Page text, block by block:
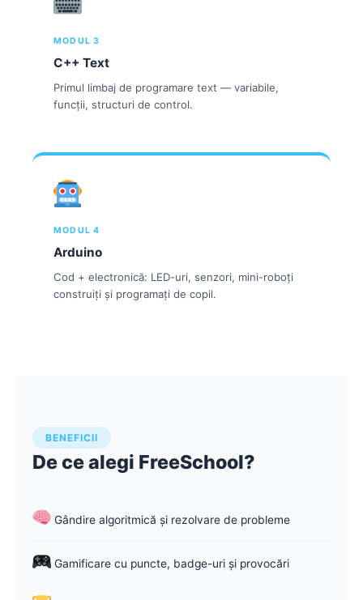
MODUL 3
C++ Text
Primul limbaj de programare text — variabile,
funcții, structuri de control.
MODUL 4
Arduino
Cod + electronică: LED-uri, senzori, mini-roboți
construiți și programați de copil.
BENEFICII
De ce alegi FreeSchool?
Gândire algoritmică și rezolvare de probleme
Gamificare cu puncte, badge-uri și provocări